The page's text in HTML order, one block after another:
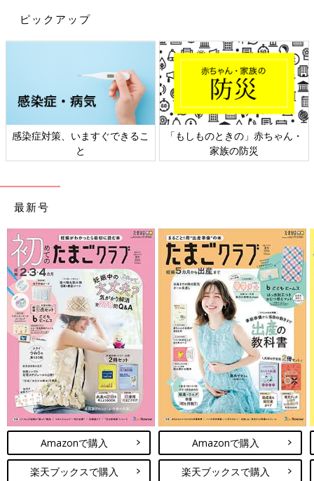
ピックアップ
感染症対策、いますぐできるこ
と
「もしものときの」赤ちゃん・
家族の防災
最新号
Amazonで購入
楽天ブックスで購入
Amazonで購入
楽天ブックスで購入